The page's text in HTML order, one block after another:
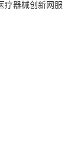
疗器械创新网服